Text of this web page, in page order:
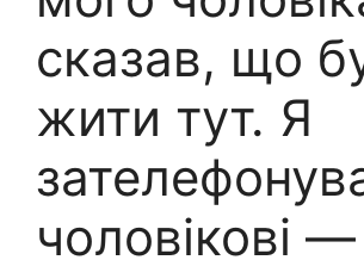
сказав, що
жити тут. Я
чоловікові —